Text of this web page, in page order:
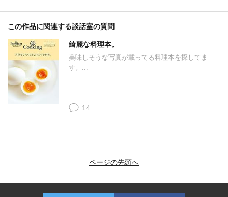
この作品に関連する談話室の質問
綺麗な料理本。
美味しそうな写真が載ってる料理本を探してま
す。...
14
ページの先頭へ